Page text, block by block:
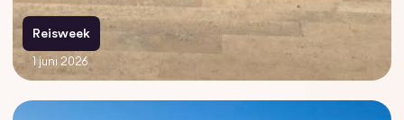
Reisweek
1 juni 2026